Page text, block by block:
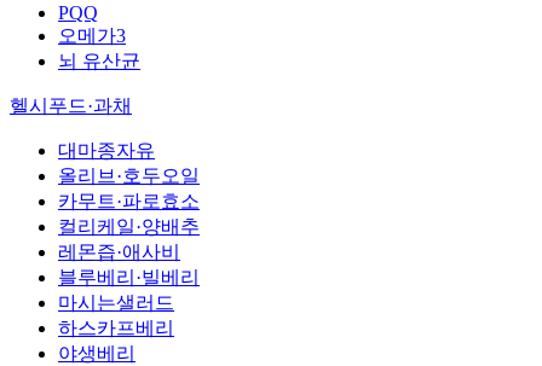
PQQ
오메가3
뇌 유산균
헬시푸드·과채
대마종자유
올리브·호두오일
카무트·파로효소
컬리케일·양배추
레몬즙·애사비
블루베리·빌베리
마시는샐러드
하스카프베리
야생베리